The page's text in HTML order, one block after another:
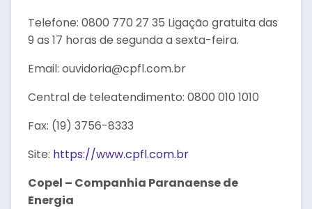
Telefone: 0800 770 27 35 Ligação gratuita das
9 as 17 horas de segunda a sexta-feira.
Email: ouvidoria@cpfl.com.br
Central de teleatendimento: 0800 010 1010
Fax: (19) 3756-8333
Site: https://www.cpfl.com.br
Copel – Companhia Paranaense de
Energia